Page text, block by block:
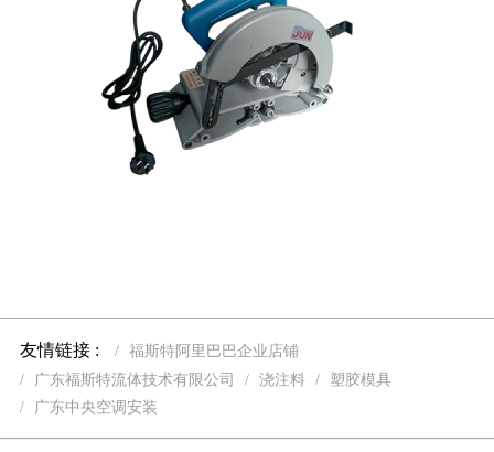
查看详情
友情链接 :
福斯特阿里巴巴企业店铺
广东福斯特流体技术有限公司
浇注料
塑胶模具
广东中央空调安装